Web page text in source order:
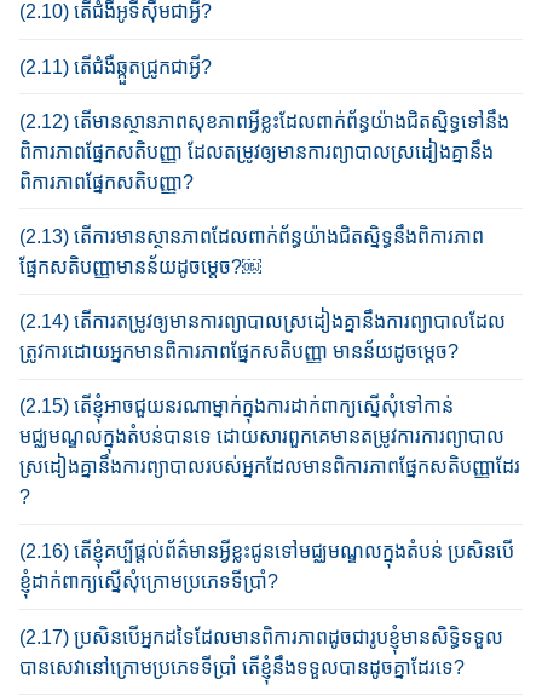
(2.10) តើ​ជំងឹ​អូទីស៊ឹម​ជាអ្វី​?
(2.11) តើ​ជំងឺ​ឆ្កួត​ជ្រូក​ជាអ្វី​?
(2.12) តើ​​មាន​​​ស្ថានភាព​សុខភាព​អ្វី​ខ្លះ​​​ដែល​ពាក់ព័ន្ធយ៉ាង​ជិត​ស្និទ្ធ​ទៅ​នឹង​​
ពិការភាព​ផ្នែកសតិបញ្ញា ដែល​តម្រូវ​ឲ្យ​មាន​ការ​ព្យាបាល​ស្រដៀង​គ្នានឹង​
ពិការភាព​ផ្នែកសតិបញ្ញា?
(2.13) តើ​ការ​​មាន​ស្ថានភាពដែលពាក់ព័ន្ធ​យ៉ាង​ជិត​ស្និទ្ធ​នឹង​ពិការភាព​
ផ្នែកសតិបញ្ញាមានន័យ​ដូចម្ដេច​?￼
(2.14) តើ​ការ​តម្រូវ​ឲ្យ​មាន​ការ​ព្យាបាល​ស្រដៀង​គ្នា​​នឹង​ការ​ព្យាបាល​ដែល
ត្រូវការដោយអ្នក​មាន​ពិការភាព​ផ្នែកសតិបញ្ញា​ មានន័យ​ដូច​ម្ដេច​?​
(2.15) តើ​ខ្ញុំ​អាច​ជួយ​​នរណា​ម្នាក់​ក្នុង​ការ​ដាក់​ពាក្យ​ស្នើសុំ​ទៅកាន់
មជ្ឈមណ្ឌល​ក្នុងតំបន់​បានទេ​ ដោយសារ​ពួកគេ​មាន​តម្រូវ​ការ​ការ​ព្យាបាល​
ស្រដៀងគ្នា​នឹង​កា​រ​ព្យាបាល​របស់​អ្នក​ដែល​មាន​ពិការភាព​ផ្នែកសតិបញ្ញា​ដែរ​
?​
(2.16) តើ​ខ្ញុំ​គប្បី​ផ្ដល់​ព័ត៌មាន​អ្វីខ្លះ​ជូន​ទៅ​មជ្ឈមណ្ឌលក្នុងតំបន់ ប្រសិន​បើ​
ខ្ញុំ​ដាក់​ពាក្យ​ស្នើសុំ​ក្រោម​ប្រភេទទីប្រាំ​?​
(2.17) ប្រសិន​បើ​អ្នកដទៃ​ដែល​មាន​ពិការភាព​ដូច​ជា​រូបខ្ញុំ​មានសិទ្ធិ​ទទួល​
បាន​សេវា​នៅ​ក្រោម​ប្រភេទ​ទី​ប្រាំ​ តើ​ខ្ញុំ​នឹង​ទទួល​បាន​ដូច​គ្នា​ដែរ​ទេ​?​